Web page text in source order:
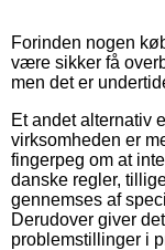
Forinden nogen
være sikker få
men det er
Et andet alternativ
virksomheden er
fingerpeg om at
danske regler,
gennemses af
Derudover giver
problemstillinger i